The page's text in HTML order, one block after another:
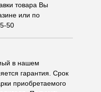
товара Вы
или по
50
в нашем
гарантия. Срок
приобретаемого